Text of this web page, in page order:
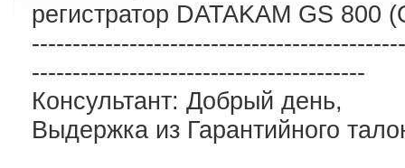
регистратор DATAKAM GS 800
-----------------------------------------
Консультант: Добрый день,
Выдержка из Гарантийного